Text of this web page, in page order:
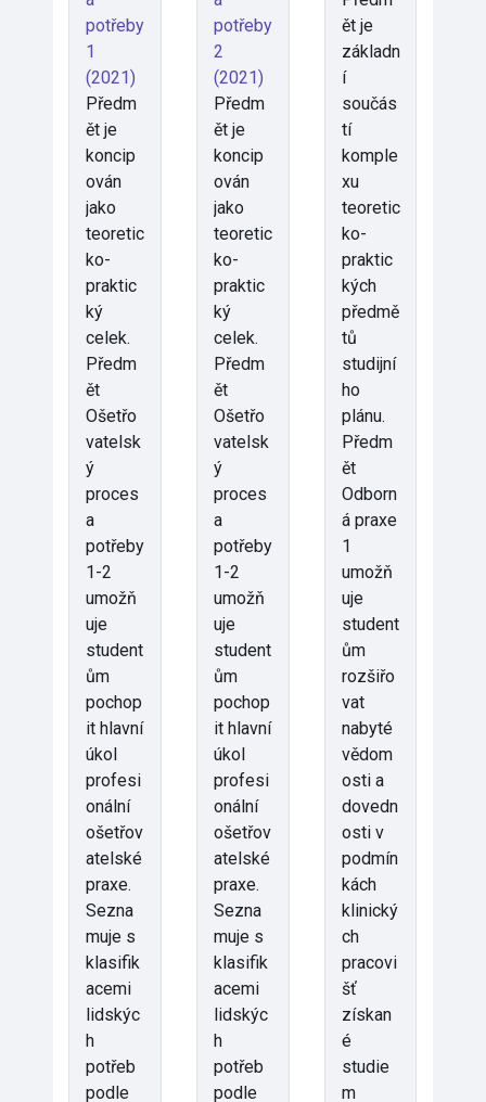
potřeby
1
(2021)
Předm
ět je
koncip
ován
jako
teoretic
ko-
praktic
ký
celek.
Předm
ět
Ošetřo
vatelsk
ý
proces
a
potřeby
1-2
umožň
uje
student
ům
pochop
it hlavní
úkol
profesi
onální
ošetřov
atelské
praxe.
Sezna
muje s
klasifik
acemi
lidskýc
h
potřeb
podle
potřeby
2
(2021)
Předm
ět je
koncip
ován
jako
teoretic
ko-
praktic
ký
celek.
Předm
ět
Ošetřo
vatelsk
ý
proces
a
potřeby
1-2
umožň
uje
student
ům
pochop
it hlavní
úkol
profesi
onální
ošetřov
atelské
praxe.
Sezna
muje s
klasifik
acemi
lidskýc
h
potřeb
podle
ět je
základn
í
součás
tí
komple
xu
teoretic
ko-
praktic
kých
předmě
tů
studijní
ho
plánu.
Předm
ět
Odborn
á praxe
1
umožň
uje
student
ům
rozšiřo
vat
nabyté
vědom
osti a
dovedn
osti v
podmín
kách
klinický
ch
pracovi
šť
získan
é
studie
m